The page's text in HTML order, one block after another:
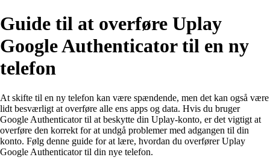
Guide til at overføre Uplay
Google Authenticator til en ny
telefon
At skifte til en ny telefon kan være spændende, men det kan også være
lidt besværligt at overføre alle ens apps og data. Hvis du bruger
Google Authenticator til at beskytte din Uplay-konto, er det vigtigt at
overføre den korrekt for at undgå problemer med adgangen til din
konto. Følg denne guide for at lære, hvordan du overfører Uplay
Google Authenticator til din nye telefon.